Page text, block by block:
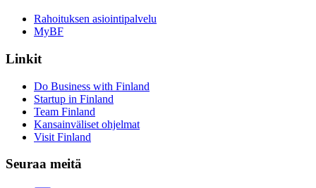
Rahoituksen asiointipalvelu
MyBF
Linkit
Do Business with Finland
Startup in Finland
Team Finland
Kansainväliset ohjelmat
Visit Finland
Seuraa meitä